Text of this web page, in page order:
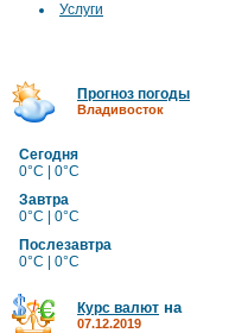
Услуги
Прогноз погоды
Владивосток
Сегодня
0°C | 0°C
Завтра
0°C | 0°C
Послезавтра
0°C | 0°C
Курс валют на
07.12.2019